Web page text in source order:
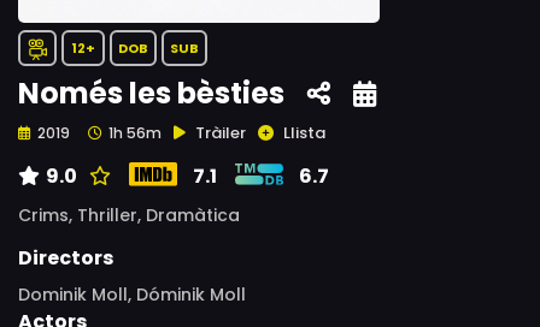
12+ DOB SUB
Només les bèsties
2019 1h 56m Tràiler Llista
9.0 7.1 6.7
Crims, Thriller, Dramàtica
Directors
Dominik Moll, Dóminik Moll